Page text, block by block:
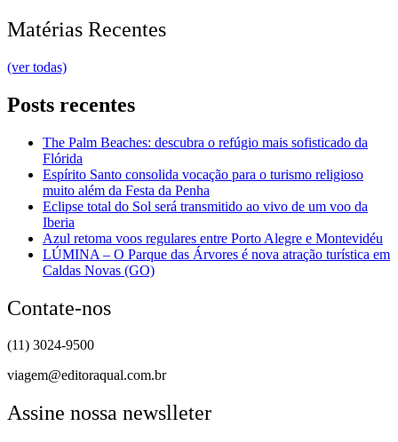
Matérias Recentes
(ver todas)
Posts recentes
The Palm Beaches: descubra o refúgio mais sofisticado da
Flórida
Espírito Santo consolida vocação para o turismo religioso
muito além da Festa da Penha
Eclipse total do Sol será transmitido ao vivo de um voo da
Iberia
Azul retoma voos regulares entre Porto Alegre e Montevidéu
LÚMINA – O Parque das Árvores é nova atração turística em
Caldas Novas (GO)
Contate-nos
(11) 3024-9500
viagem@editoraqual.com.br
Assine nossa newslleter